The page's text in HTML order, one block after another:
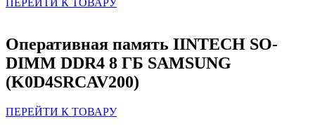
Оперативная память IINTECH SO-
DIMM DDR4 8 ГБ SAMSUNG
(K0D4SRCAV200)
ПЕРЕЙТИ К ТОВАРУ